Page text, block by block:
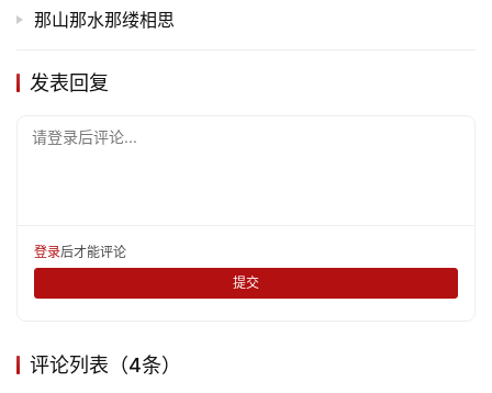
那山那水那缕相思
发表回复
请登录后评论...
登录后才能评论
提交
评论列表（4条）